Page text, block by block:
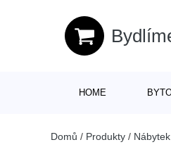
HOME
Domů / Produkty / Nábytek